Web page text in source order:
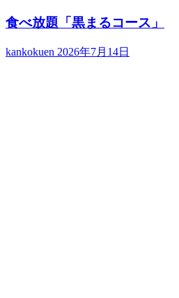
食べ放題「黒まるコース」
kankokuen 2026年7月14日